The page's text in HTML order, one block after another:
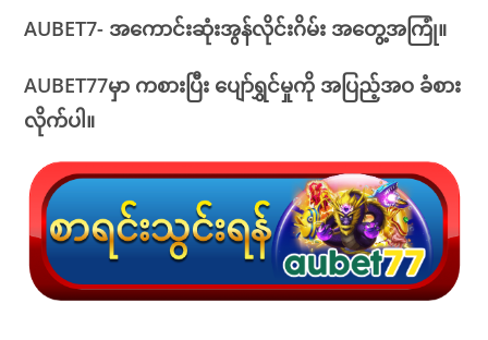
AUBET7- အကောင်းဆုံးအွန်လိုင်းဂိမ်း အတွေ့အကြုံ။
AUBET77မှာ ကစားပြီး ပျော်ရွှင်မှုကို အပြည့်အဝ ခံစား
လိုက်ပါ။